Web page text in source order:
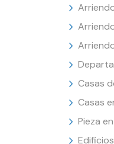
Casas
Casas
Pieza
Edificios